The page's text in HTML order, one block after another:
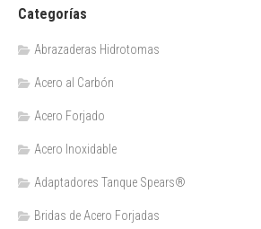
Categorías
Abrazaderas Hidrotomas
Acero al Carbón
Acero Forjado
Acero Inoxidable
Adaptadores Tanque Spears®
Bridas de Acero Forjadas